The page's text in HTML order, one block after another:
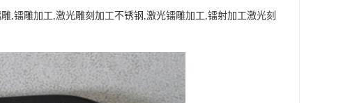
,镭雕加工,激光雕刻加工不锈钢,激光镭雕加工,镭射加工激光刻